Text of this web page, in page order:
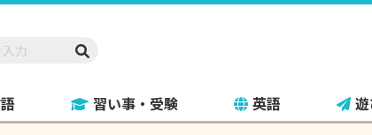
習い事・受験 英語